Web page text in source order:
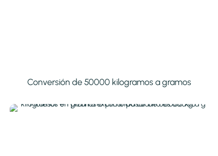
Conversión de 50000 kilogramos a gramos